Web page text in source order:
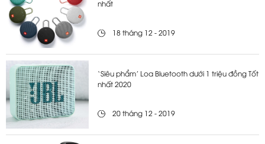
nhất
18 tháng 12 - 2019
‘Siêu phẩm’ Loa Bluetooth dưới 1 triệu đồng Tốt
nhất 2020
20 tháng 12 - 2019